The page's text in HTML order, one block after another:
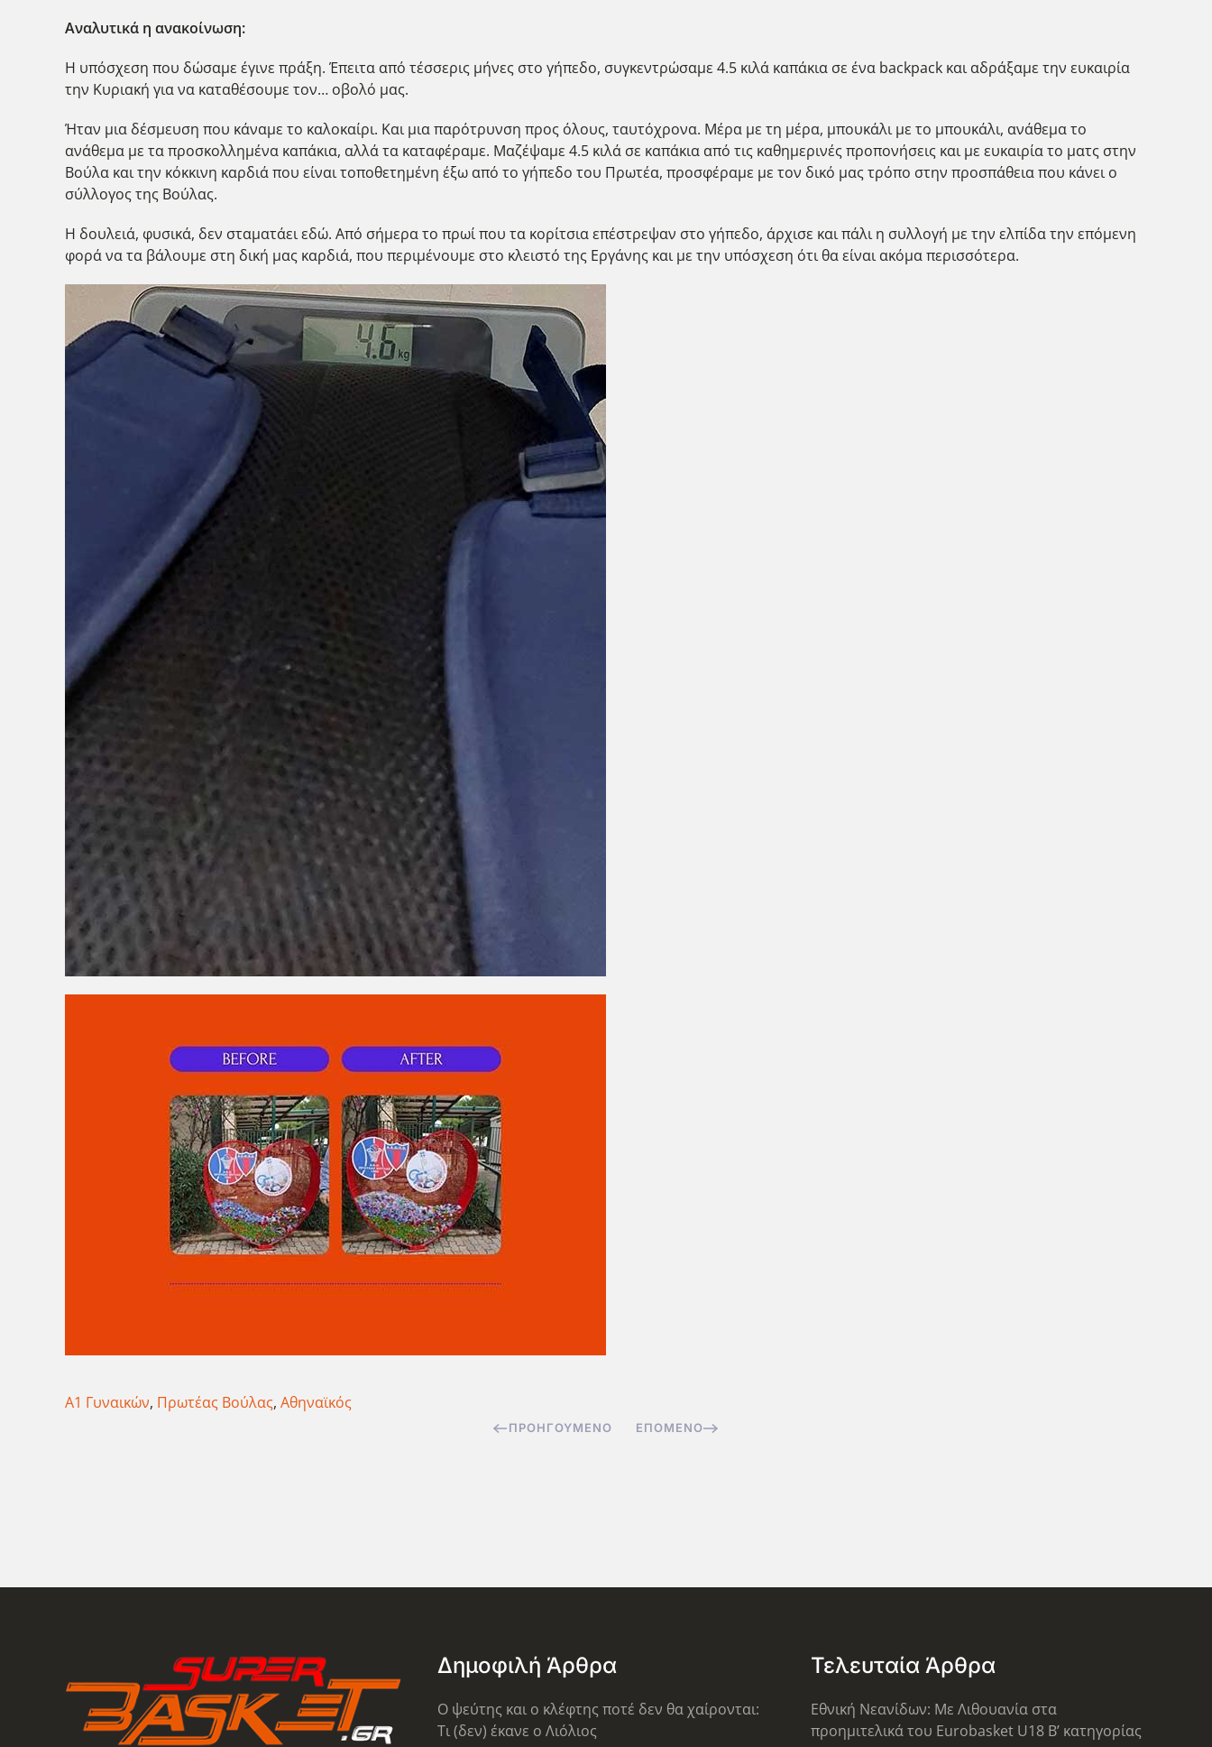
Αναλυτικά η ανακοίνωση:
Η υπόσχεση που δώσαμε έγινε πράξη. Έπειτα από τέσσερις μήνες στο γήπεδο, συγκεντρώσαμε 4.5 κιλά καπάκια σε ένα backpack και αδράξαμε την ευκαιρία
την Κυριακή για να καταθέσουμε τον… οβολό μας.
Ήταν μια δέσμευση που κάναμε το καλοκαίρι. Και μια παρότρυνση προς όλους, ταυτόχρονα. Μέρα με τη μέρα, μπουκάλι με το μπουκάλι, ανάθεμα το
ανάθεμα με τα προσκολλημένα καπάκια, αλλά τα καταφέραμε. Μαζέψαμε 4.5 κιλά σε καπάκια από τις καθημερινές προπονήσεις και με ευκαιρία το ματς στην
Βούλα και την κόκκινη καρδιά που είναι τοποθετημένη έξω από το γήπεδο του Πρωτέα, προσφέραμε με τον δικό μας τρόπο στην προσπάθεια που κάνει ο
σύλλογος της Βούλας.
Η δουλειά, φυσικά, δεν σταματάει εδώ. Από σήμερα το πρωί που τα κορίτσια επέστρεψαν στο γήπεδο, άρχισε και πάλι η συλλογή με την ελπίδα την επόμενη
φορά να τα βάλουμε στη δική μας καρδιά, που περιμένουμε στο κλειστό της Εργάνης και με την υπόσχεση ότι θα είναι ακόμα περισσότερα.
Α1 Γυναικών, Πρωτέας Βούλας, Αθηναϊκός
ΠΡΟΗΓΟΎΜΕΝΟ ΕΠΌΜΕΝΟ
Δημοφιλή Άρθρα
Ο ψεύτης και ο κλέφτης ποτέ δεν θα χαίρονται:
Τι (δεν) έκανε ο Λιόλιος
Τελευταία Άρθρα
Εθνική Νεανίδων: Με Λιθουανία στα
προημιτελικά του Eurobasket U18 Β’ κατηγορίας